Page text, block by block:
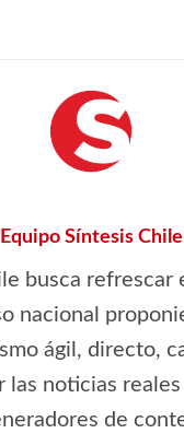
Equipo Síntesis Chile
busca refrescar
nacional
ágil, directo,
las noticias
de